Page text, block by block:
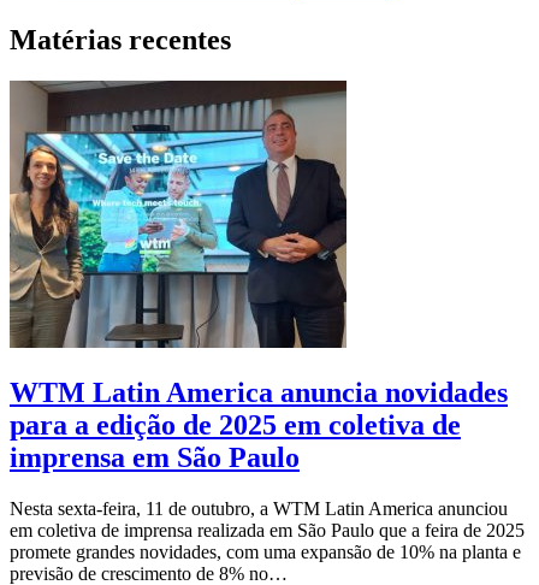
Matérias recentes
WTM Latin America anuncia novidades
para a edição de 2025 em coletiva de
imprensa em São Paulo
Nesta sexta-feira, 11 de outubro, a WTM Latin America anunciou
em coletiva de imprensa realizada em São Paulo que a feira de 2025
promete grandes novidades, com uma expansão de 10% na planta e
previsão de crescimento de 8% no…